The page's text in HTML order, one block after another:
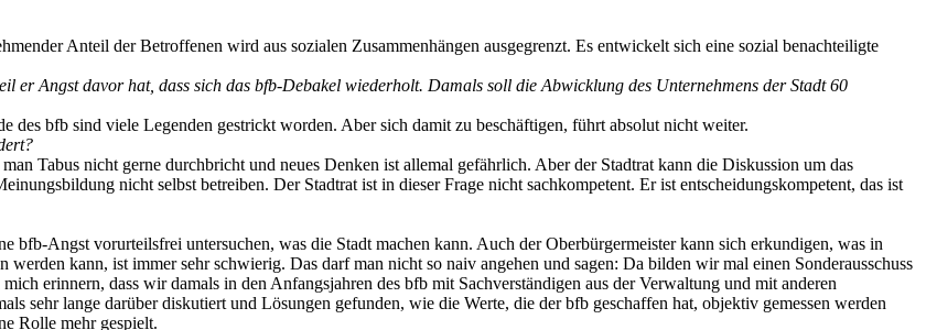
Anteil der Betroffenen wird aus sozialen Zusammenhängen ausgegrenzt. Es entwickelt sich eine sozial benachteiligte
er Angst davor hat, dass sich das bfb-Debakel wiederholt. Damals soll die Abwicklung des Unternehmens der Stadt 60
bfb sind viele Legenden gestrickt worden. Aber sich damit zu beschäftigen, führt absolut nicht weiter.
Tabus nicht gerne durchbricht und neues Denken ist allemal gefährlich. Aber der Stadtrat kann die Diskussion um das
nicht selbst betreiben. Der Stadtrat ist in dieser Frage nicht sachkompetent. Er ist entscheidungskompetent, das ist
bfb-Angst vorurteilsfrei untersuchen, was die Stadt machen kann. Auch der Oberbürgermeister kann sich erkundigen, was in
kann, ist immer sehr schwierig. Das darf man nicht so naiv angehen und sagen: Da bilden wir mal einen Sonderausschuss
erinnern, dass wir damals in den Anfangsjahren des bfb mit Sachverständigen aus der Verwaltung und mit anderen
sehr lange darüber diskutiert und Lösungen gefunden, wie die Werte, die der bfb geschaffen hat, objektiv gemessen werden
Rolle mehr gespielt.